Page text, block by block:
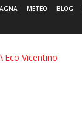
METEO BLOG
L'Eco